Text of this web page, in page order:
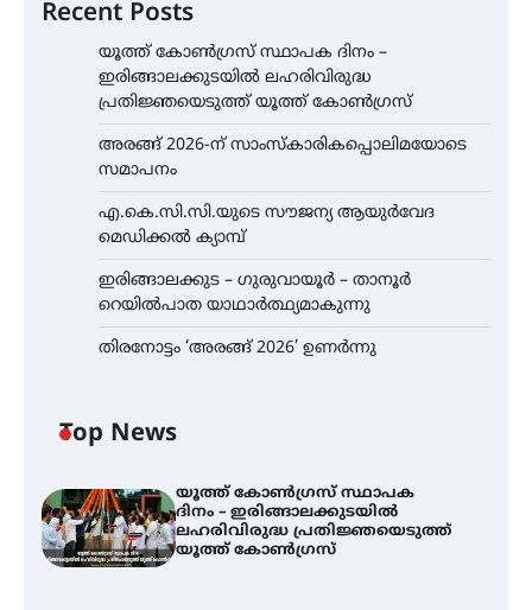
Recent Posts
യൂത്ത് കോൺഗ്രസ്‌ സ്ഥാപക ദിനം –
ഇരിങ്ങാലക്കുടയിൽ ലഹരിവിരുദ്ധ
പ്രതിജ്ഞയെടുത്ത് യൂത്ത് കോൺഗ്രസ്
അരങ്ങ് 2026-ന് സാംസ്കാരികപ്പൊലിമയോടെ
സമാപനം
എ.കെ.സി.സി.യുടെ സൗജന്യ ആയുർവേദ
മെഡിക്കൽ ക്യാമ്പ്
ഇരിങ്ങാലക്കുട – ഗുരുവായൂർ – താനൂർ
റെയിൽപാത യാഥാർത്ഥ്യമാകുന്നു
തിരനോട്ടം ‘അരങ്ങ് 2026’ ഉണർന്നു
Top News
യൂത്ത് കോൺഗ്രസ്‌ സ്ഥാപക
ദിനം – ഇരിങ്ങാലക്കുടയിൽ
ലഹരിവിരുദ്ധ പ്രതിജ്ഞയെടുത്ത്
യൂത്ത് കോൺഗ്രസ്